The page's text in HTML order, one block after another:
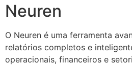
Neuren
O Neuren é uma ferramenta
relatórios completos e
operacionais, financeiros e